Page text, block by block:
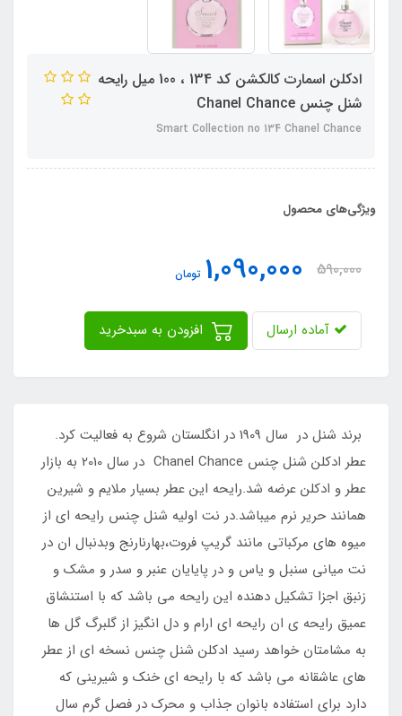
ادکلن اسمارت کالکشن کد 134 ، 100 میل رایحه
شنل چنس Chanel Chance
Smart Collection no 134 Chanel Chance
ویژگی‌های محصول
590,000
1,090,000 تومان
آماده ارسال
برند شنل در سال 1909 در انگلستان شروع به فعالیت کرد.
عطر ادکلن شنل چنس Chanel Chance در سال 2010 به بازار
عطر و ادکلن عرضه شد.رایحه این عطر بسیار ملایم و شیرین
همانند حریر نرم میباشد.در نت اولیه شنل چنس رایحه ای از
میوه های مرکباتی مانند گریپ فروت،بهارنارنج وبدنبال ان در
نت میانی سنبل و یاس و در پایایان عنبر و سدر و مشک و
زنبق اجزا تشکیل دهنده این رایحه می باشد که با استنشاق
عمیق رایحه ی ان رایحه ای ارام و دل انگیز از گلبرگ گل ها
به مشامتان خواهد رسید ادکلن شنل چنس نسخه ای از عطر
های عاشقانه می باشد که با رایحه ای خنک و شیرینی که
دارد برای استفاده بانوان جذاب و محرک در فصل گرم سال